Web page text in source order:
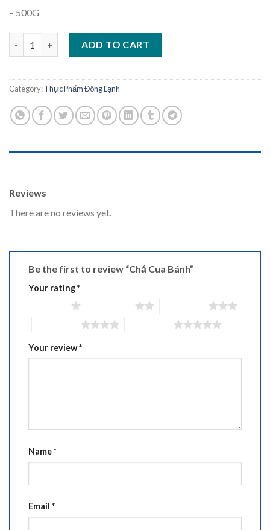
– 500G
ADD TO CART
Category:Thực Phẩm Đông Lạnh
Reviews
There are no reviews yet.
Be the first to review “Chả Cua Bánh”
Your rating*
Your review*
Name*
Email *